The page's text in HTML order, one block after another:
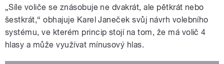
„Síle voliče se znásobuje ne dvakrát, ale pětkrát nebo
šestkrát,“ obhajuje Karel Janeček svůj návrh volebního
systému, ve kterém princip stojí na tom, že má volič 4
hlasy a může využívat mínusový hlas.